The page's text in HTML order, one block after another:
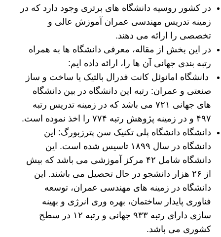
در کشور روسیه دانشگاه های برتری وجود دارد که در
زمینه تدریس مهندسی عمران آموزش عالی و
تخصصی را ارائه می دهند.
در این بخش از مقاله، معرفی دانشگاه ها‌ به همراه
رتبه بندی جهانی آن ها را، ارائه داده ایم:
دانشگاه امانوئل کانت فدرال بالتیک یا ساخت و ساز
صنعتی و عمران: رتبه این دانشگاه در بین دانشگاه
های جهانی ۷۲۱ می باشد که در زمینه تدریس رتبه
۴۹۷ و در زمینه پژوهش رتبه ۷۷۴ را اخذ نموده است.
دانشگاه دانشگاه پلی تکنیک سن پترزبورگ: این
دانشگاه در سال ۱۸۹۹ تاسیس شده است. این
دانشگاه شامل ۴۲ مرکز آموزشی می باشد که بیش
از ۲۶ هزار دانشجو در حال تحصیل می باشند. این
دانشگاه در زمینه های مهندسی عمران، توسعه
فناوری پایدار ساختمان، بهره وری انرژی و بهینه
سازی دارای رتبه ۹۳۳ جهانی و رتبه ۱۲ در سطح
کشوری می باشد.